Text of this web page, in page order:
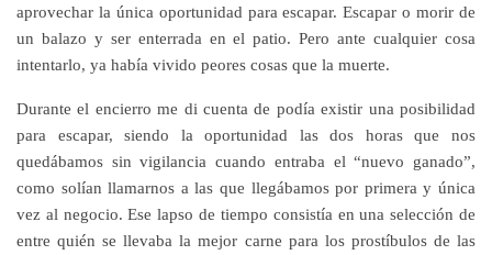
aprovechar la única oportunidad para escapar. Escapar o morir de
un balazo y ser enterrada en el patio. Pero ante cualquier cosa
intentarlo, ya había vivido peores cosas que la muerte.
Durante el encierro me di cuenta de podía existir una posibilidad
para escapar, siendo la oportunidad las dos horas que nos
quedábamos sin vigilancia cuando entraba el “nuevo ganado”,
como solían llamarnos a las que llegábamos por primera y única
vez al negocio. Ese lapso de tiempo consistía en una selección de
entre quién se llevaba la mejor carne para los prostíbulos de las